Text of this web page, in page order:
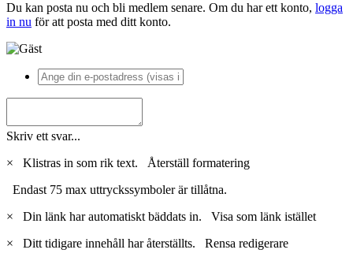
Du kan posta nu och bli medlem senare. Om du har ett konto, logga
in nu för att posta med ditt konto.
Skriv ett svar...
×
Klistras in som rik text. Återställ formatering
Endast 75 max uttryckssymboler är tillåtna.
×
Din länk har automatiskt bäddats in. Visa som länk istället
×
Ditt tidigare innehåll har återställts. Rensa redigerare